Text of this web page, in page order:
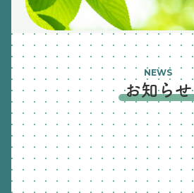
NEWS
お知らせ